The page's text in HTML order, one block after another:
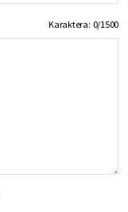
Karaktera: 0/1500